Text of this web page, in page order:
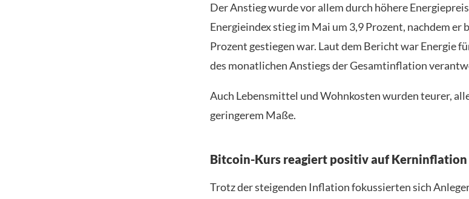
Der Anstieg wurde vor allem durch höhere
Energieindex stieg im Mai um 3,9 Prozent, nachdem er
Prozent gestiegen war. Laut dem Bericht war Energie
des monatlichen Anstiegs der Gesamtinflation
Auch Lebensmittel und Wohnkosten wurden teurer,
geringerem Maße.
Bitcoin-Kurs reagiert positiv auf Kerninflation
Trotz der steigenden Inflation fokussierten sich